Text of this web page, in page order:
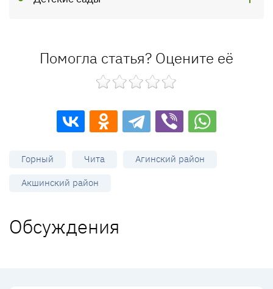
Помогла статья? Оцените её
Горный Чита Агинский район
Акшинский район
Обсуждения